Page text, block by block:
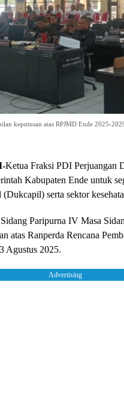
keputusan atas RPJMD Ende 2025-
Ketua Fraksi PDI Perjuangan
Kabupaten Ende untuk
serta sektor
Paripurna IV Masa
atas Ranperda Rencana
Agustus 2025.
Advertising